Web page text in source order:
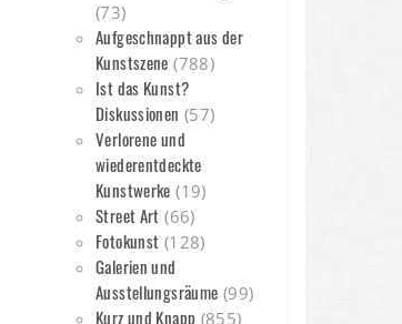
(73)
Aufgeschnappt aus der
Kunstszene (788)
Ist das Kunst?
Diskussionen (57)
Verlorene und
wiederentdeckte
Kunstwerke (19)
Street Art (66)
Fotokunst (128)
Galerien und
Ausstellungsräume (99)
Kurz und Knapp (855)